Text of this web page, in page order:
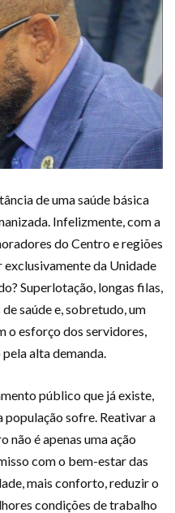
de uma saúde básica
Infelizmente, com a
do Centro e regiões
exclusivamente da Unidade
Superlotação, longas filas,
saúde e, sobretudo, um
o esforço dos servidores,
alta demanda.
público que já existe,
população sofre. Reativar a
não é apenas uma ação
com o bem-estar das
mais conforto, reduzir o
condições de trabalho